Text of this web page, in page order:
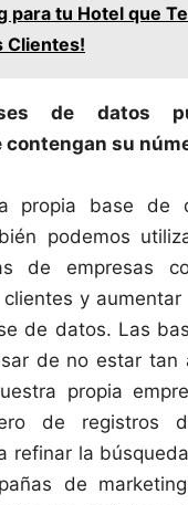
para tu Hotel que
Clientes!
de datos
contengan su
propia base de
podemos
de empresas
y aumentar
de datos. Las
de no estar tan
propia
de registros
refinar la
de